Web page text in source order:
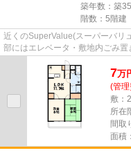
築年数：築
階数：5階建
近くのSuperValue(スーパーバリ
部にはエレベータ・敷地内ごみ
で便利です。空気の入れ替え...
7万
(管
敷：
所在
間取
面積